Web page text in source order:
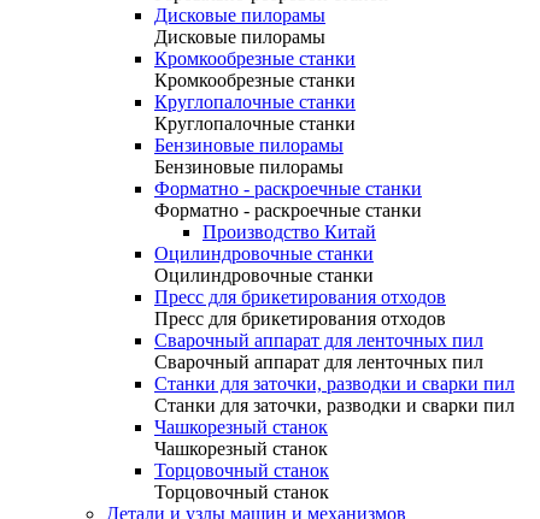
Дисковые пилорамы
Дисковые пилорамы
Кромкообрезные станки
Кромкообрезные станки
Круглопалочные станки
Круглопалочные станки
Бензиновые пилорамы
Бензиновые пилорамы
Форматно - раскроечные станки
Форматно - раскроечные станки
Производство Китай
Оцилиндровочные станки
Оцилиндровочные станки
Пресс для брикетирования отходов
Пресс для брикетирования отходов
Сварочный аппарат для ленточных пил
Сварочный аппарат для ленточных пил
Станки для заточки, разводки и сварки пил
Станки для заточки, разводки и сварки пил
Чашкорезный станок
Чашкорезный станок
Торцовочный станок
Торцовочный станок
Детали и узлы машин и механизмов